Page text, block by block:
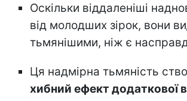
Оскільки віддаленіші
від молодших зірок, вони
тьмянішими, ніж є
Ця надмірна тьмяність
хибний ефект додаткової